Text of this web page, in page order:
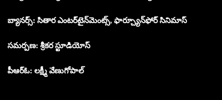
బ్యానర్స్: సితార ఎంటర్‌టైన్‌మెంట్స్‌, ఫార్చ్యూన్‌ఫోర్ సినిమాస్‌
సమర్పణ: శ్రీకర స్టూడియోస్
పీఆర్ఓ: లక్ష్మీ వేణుగోపాల్